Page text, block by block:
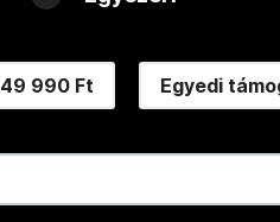
49 990 Ft Egyedi